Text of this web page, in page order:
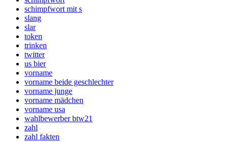
schimpfwort mit s
slang
slar
token
trinken
twitter
us bier
vorname
vorname beide geschlechter
vorname junge
vorname mädchen
vorname usa
wahlbewerber btw21
zahl
zahl fakten